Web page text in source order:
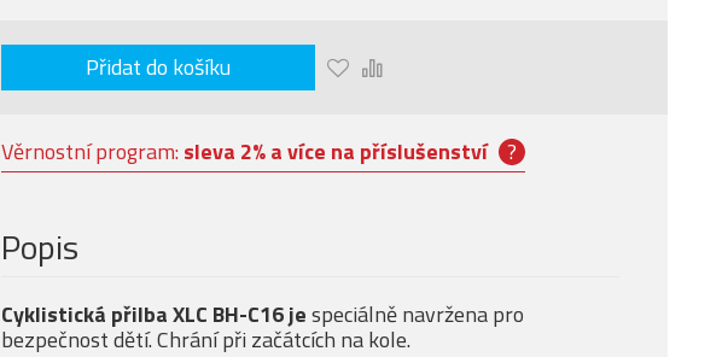
Přidat do košíku
Věrnostní program: sleva 2% a více na příslušenství ?
Popis
Cyklistická přilba XLC BH-C16 jespeciálně navržena pro
bezpečnost dětí. Chrání při začátcích na kole.